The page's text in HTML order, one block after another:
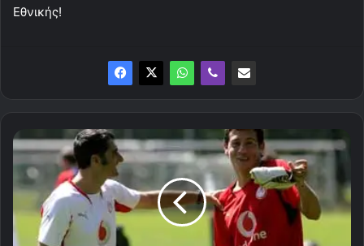
Εθνικής!
Συνάντηση
με
Βαλβέρδε
και...
Μέσσι,
Γκαλέτι